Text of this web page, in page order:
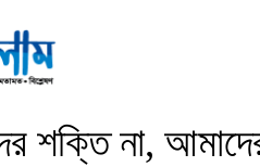
শক্তি না,